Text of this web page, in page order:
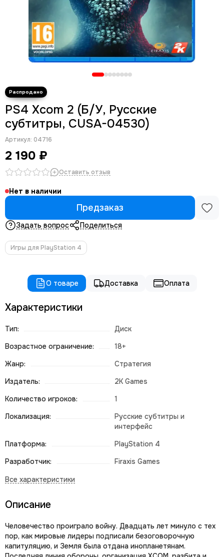
PS4 Xcom 2 (Б/У, Русские
субтитры, CUSA-04530)
Артикул: 04716
2 190 ₽
Оставить отзыв
Нет в наличии
Предзаказ
Задать вопрос Поделиться
Игры для PlayStation 4
О товаре Доставка Оплата
Характеристики
Тип:
Диск
Возрастное ограничение:
18+
Жанр:
Стратегия
Издатель:
2K Games
Количество игроков:
1
Локализация:
Русские субтитры и
интерфейс
Платформа:
PlayStation 4
Разработчик:
Firaxis Games
Описание
Человечество проиграло войну. Двадцать лет минуло с тех
пор, как мировые лидеры подписали безоговорочную
капитуляцию, и Земля была отдана инопланетянам.